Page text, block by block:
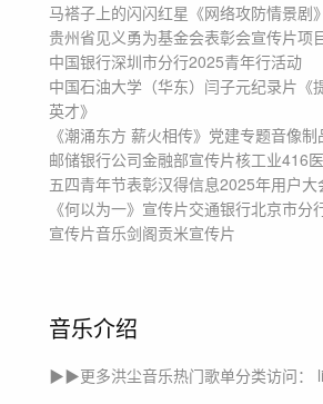
马褡子上的闪闪红星 《网络攻防情景剧》
贵州省见义勇为基金会表彰会宣传片项
中国银行深圳市分行2025青年行活动
中国石油大学（华东）闫子元纪录片《
英才》
《潮涌东方 薪火相传》党建专题音像
邮储银行公司金融部宣传片核工业416
五四青年节表彰汉得信息2025年用户大
《何以为一》宣传片交通银行北京市分
宣传片音乐剑阁贡米宣传片
音乐介绍
▶▶更多洪尘音乐热门歌单分类访问：